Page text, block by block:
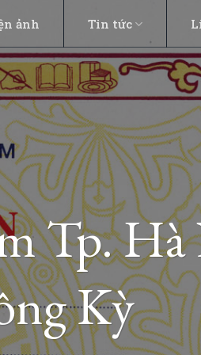
ảnh Tin tức
Tp.
Kỳ